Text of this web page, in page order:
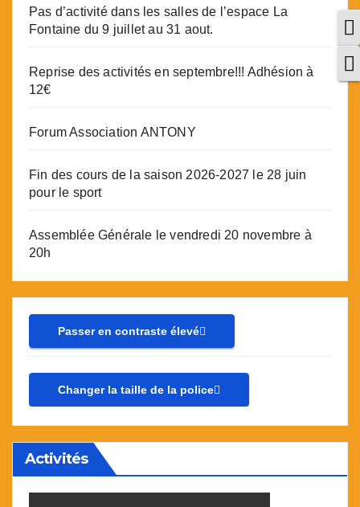
Pas d’activité dans les salles de l’espace La
Fontaine du 9 juillet au 31 aout.
Reprise des activités en septembre!!! Adhésion à
12€
Forum Association ANTONY
Fin des cours de la saison 2026-2027 le 28 juin
pour le sport
Assemblée Générale le vendredi 20 novembre à
20h
Passer en contraste élevé
Changer la taille de la police
Activités